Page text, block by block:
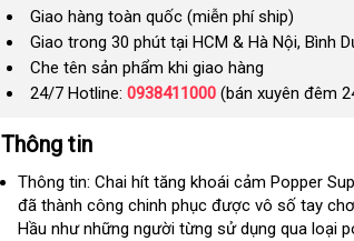
Giao hàng toàn quốc (miễn phí ship)
Giao trong 30 phút tại HCM & Hà Nội, Bình
Che tên sản phẩm khi giao hàng
24/7 Hotline: 0938411000(bán xuyên đêm
Thông tin
Thông tin: Chai hít tăng khoái cảm Popper
đã thành công chinh phục ở
đâu
được vô số tay
Hầu nhưở
những người từng sử dụng qua loại